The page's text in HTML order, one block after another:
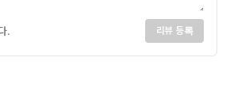
. 리뷰 등록